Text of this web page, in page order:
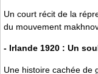
Un court récit de la
du mouvement
- Irlande 1920 : Un
Une histoire cachée de